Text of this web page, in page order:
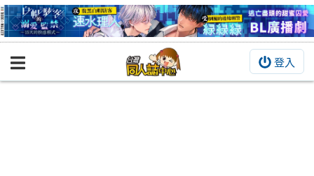
登入
BOOKY書集倉庫